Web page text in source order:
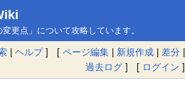
更点」について攻略しています。
| ヘルプ] [ ページ編集 | 新規作成 | 差分 |
過去ログ ] [ ログイン ]